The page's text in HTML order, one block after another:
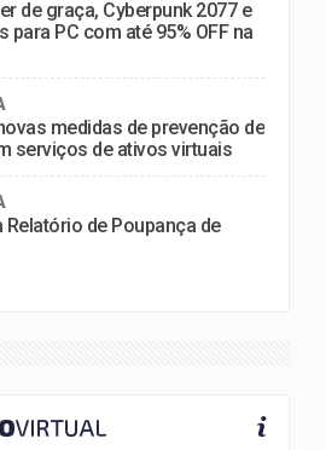
de graça, Cyberpunk 2077 e
para PC com até 95% OFF na
medidas de prevenção de
serviços de ativos virtuais
Relatório de Poupança de